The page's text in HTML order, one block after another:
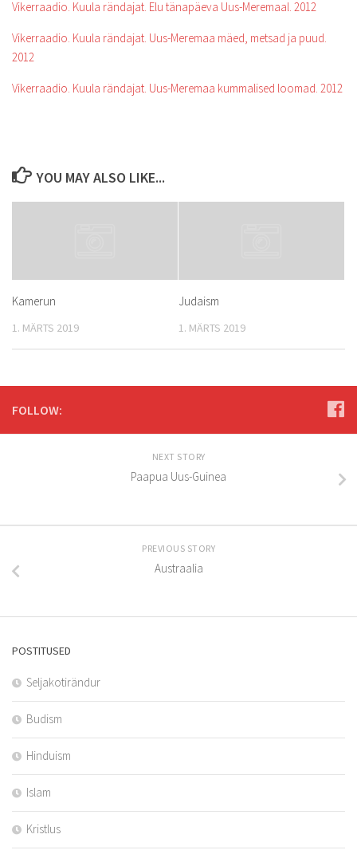
Vikerraadio. Kuula rändajat. Elu tänapäeva Uus-Meremaal. 2012
Vikerraadio. Kuula rändajat. Uus-Meremaa mäed, metsad ja puud.
2012
Vikerraadio. Kuula rändajat. Uus-Meremaa kummalised loomad. 2012
YOU MAY ALSO LIKE...
Kamerun
1. MÄRTS 2019
Judaism
1. MÄRTS 2019
FOLLOW:
NEXT STORY
Paapua Uus-Guinea
PREVIOUS STORY
Austraalia
POSTITUSED
Seljakotirändur
Budism
Hinduism
Islam
Kristlus